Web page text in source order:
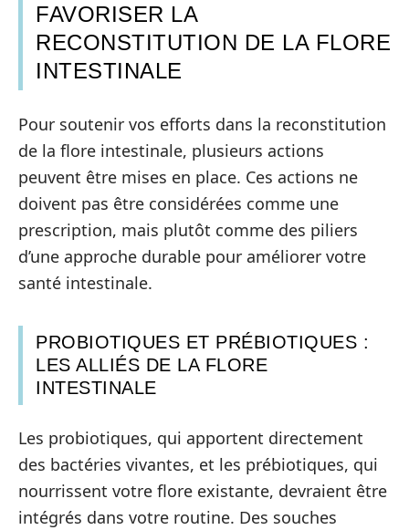
FAVORISER LA
RECONSTITUTION DE LA FLORE
INTESTINALE
Pour soutenir vos efforts dans la reconstitution
de la flore intestinale, plusieurs actions
peuvent être mises en place. Ces actions ne
doivent pas être considérées comme une
prescription, mais plutôt comme des piliers
d’une approche durable pour améliorer votre
santé intestinale.
PROBIOTIQUES ET PRÉBIOTIQUES :
LES ALLIÉS DE LA FLORE
INTESTINALE
Les probiotiques, qui apportent directement
des bactéries vivantes, et les prébiotiques, qui
nourrissent votre flore existante, devraient être
intégrés dans votre routine. Des souches